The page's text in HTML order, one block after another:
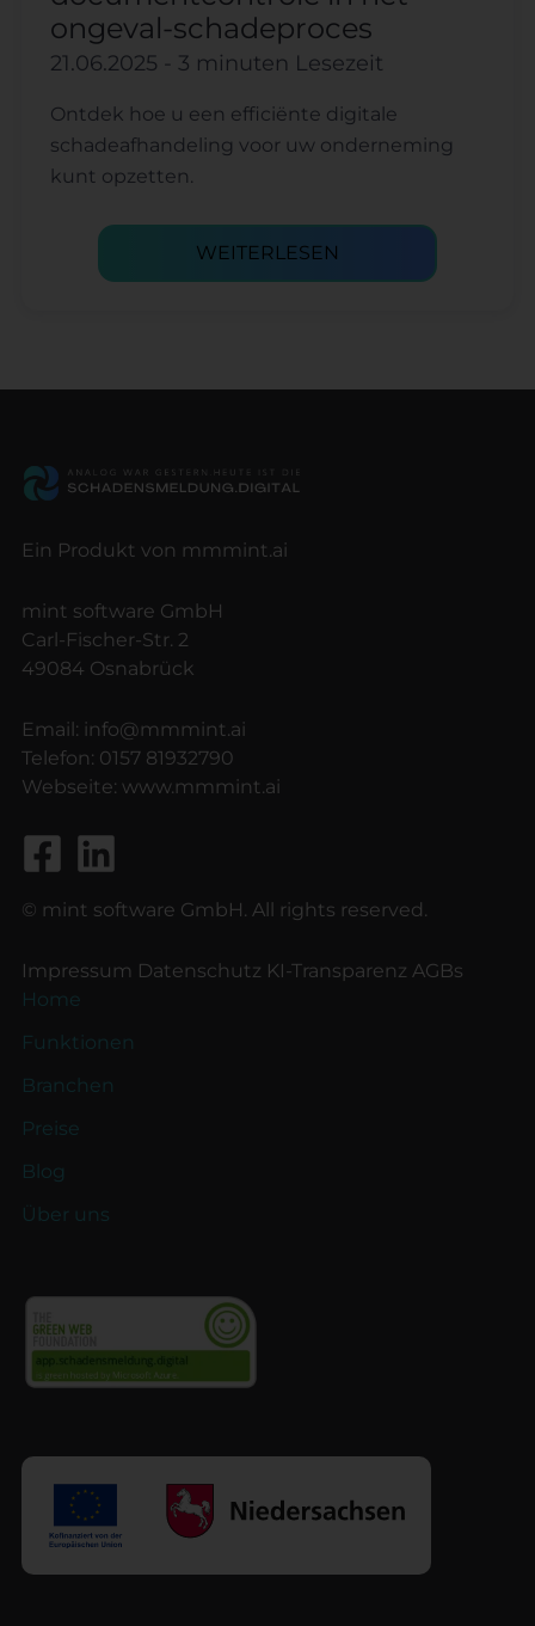
ongeval-schadeproces
21.06.2025 - 3 minuten Lesezeit
Ontdek hoe u een efficiënte digitale
schadeafhandeling voor uw onderneming
kunt opzetten.
WEITERLESEN
Ein Produkt von mmmint.ai
mint software GmbH
Carl-Fischer-Str. 2
49084 Osnabrück
Email: info@mmmint.ai
Telefon: 0157 81932790
Webseite: www.mmmint.ai
© mint software GmbH. All rights reserved.
Impressum Datenschutz KI-Transparenz AGBs
Home
Funktionen
Branchen
Preise
Blog
Über uns